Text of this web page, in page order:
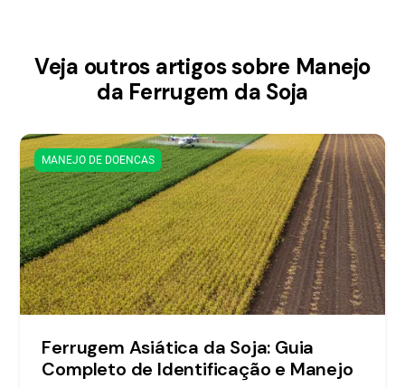
Veja outros artigos sobre Manejo
da Ferrugem da Soja
MANEJO DE DOENCAS
Ferrugem Asiática da Soja: Guia
Completo de Identificação e Manejo